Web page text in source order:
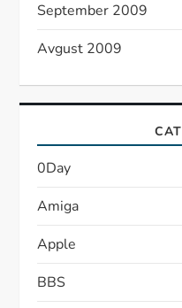
September 2009
Avgust 2009
0Day
Amiga
Apple
BBS